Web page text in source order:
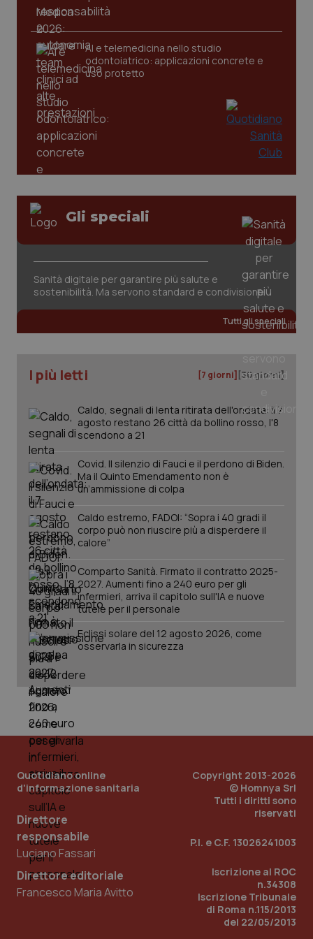
AI e telemedicina nello studio
odontoiatrico: applicazioni concrete e
uso protetto
Gli speciali
Sanità digitale per garantire più salute e
sostenibilità. Ma servono standard e condivisione
Tutti gli speciali
I più letti [7 giorni] [30 giorni]
Caldo, segnali di lenta ritirata dell'ondata: il 7
agosto restano 26 città da bollino rosso, l'8
scendono a 21
Covid. Il silenzio di Fauci e il perdono di Biden.
Ma il Quinto Emendamento non è
un’ammissione di colpa
Caldo estremo, FADOI: “Sopra i 40 gradi il
corpo può non riuscire più a disperdere il
calore”
Comparto Sanità. Firmato il contratto 2025-
2027. Aumenti fino a 240 euro per gli
infermieri, arriva il capitolo sull'IA e nuove
tutele per il personale
Eclissi solare del 12 agosto 2026, come
osservarla in sicurezza
Quotidiano online
d'informazione sanitaria
Direttore
responsabile
Luciano Fassari
Direttore editoriale
Francesco Maria Avitto
Copyright 2013-2026
© Homnya Srl
Tutti i diritti sono
riservati
P.I. e C.F. 13026241003
Iscrizione al ROC
n.34308
Iscrizione Tribunale
di Roma n.115/2013
del 22/05/2013
tracking-sites-ironfish-
_ga
Google LLC
.quotidianosanita.it
PHPSESSID
PHP.net
www.quotidianosanita.it